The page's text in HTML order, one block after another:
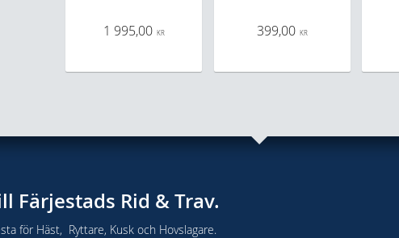
1 995,00 KR 399,00 KR
Färjestads Rid & Trav.
för Häst, Ryttare, Kusk och Hovslagare.